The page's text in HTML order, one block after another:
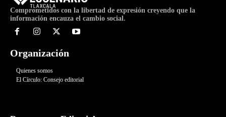
Comprometidos con la libertad de expresión creyendo que la
información encauza el cambio social.
Organización
Quienes somos
El Círculo: Consejo editorial